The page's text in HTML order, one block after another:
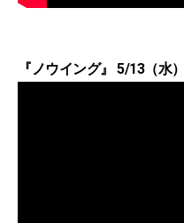
『ノウイング』 5/13（水